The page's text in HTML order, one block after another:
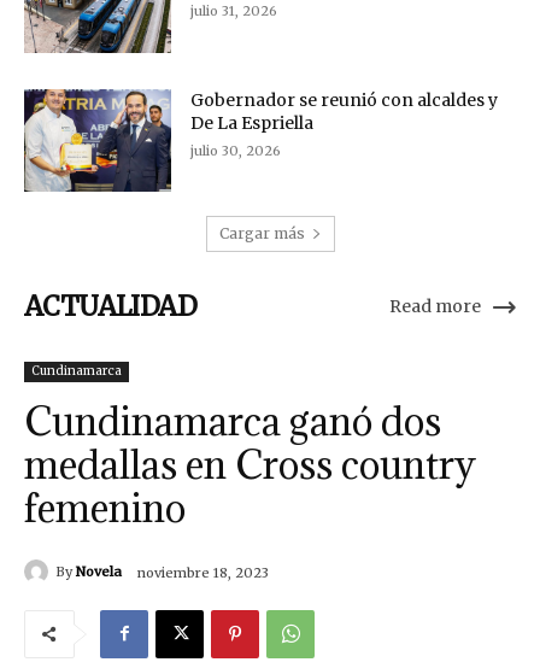
julio 31, 2026
Gobernador se reunió con alcaldes y
De La Espriella
julio 30, 2026
Cargar más
ACTUALIDAD Read more
Cundinamarca
Cundinamarca ganó dos
medallas en Cross country
femenino
By Novela noviembre 18, 2023